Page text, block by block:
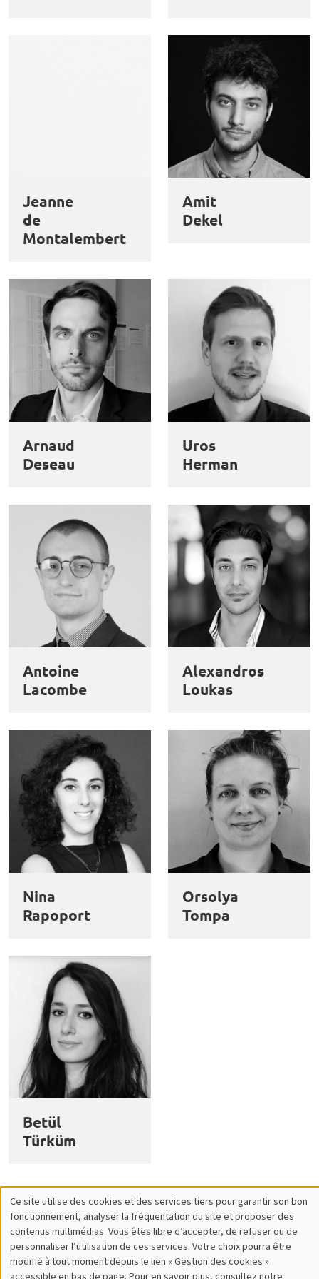
Jeanne
de
Montalembert
Amit
Dekel
Arnaud
Deseau
Uros
Herman
Antoine
Lacombe
Alexandros
Loukas
Nina
Rapoport
Orsolya
Tompa
Betül
Türküm
Utilisation
des
données
Ce site utilise des cookies et des services tiers pour garantir son bon
fonctionnement, analyser la fréquentation du site et proposer des
contenus multimédias. Vous êtes libre d’accepter, de refuser ou de
personnaliser l’utilisation de ces services. Votre choix pourra être
modifié à tout moment depuis le lien « Gestion des cookies »
accessible en bas de page. Pour en savoir plus, consultez notre